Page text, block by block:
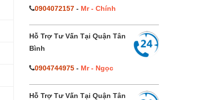
0904072157- Mr - Chính
Hỗ Trợ Tư Vấn Tại Quận Tân
Bình
0904744975- Mr - Ngọc
Hỗ Trợ Tư Vấn Tại Quận Tân